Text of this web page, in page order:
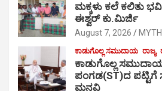
ಮಕ್ಕಳು ಕಲೆ ಕಲಿತು
ಈಶ್ವರ್ ಕು.ಮಿರ್ಜಿ
August 7, 2026
ಕಾಡುಗೊಲ್ಲ ಸಮುದಾಯ ರಾಜ್ಯ
ಕಾಡುಗೊಲ್ಲ
ಪಂಗಡ(ST)ದ ಪಟ್ಟಿಗೆ
ಮನವಿ